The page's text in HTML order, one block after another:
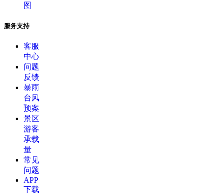
图
服务支持
客服
中心
问题
反馈
暴雨
台风
预案
景区
游客
承载
量
常见
问题
APP
下载